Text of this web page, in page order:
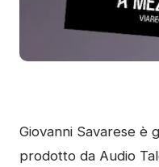
Giovanni Savarese è
prodotto da Audio